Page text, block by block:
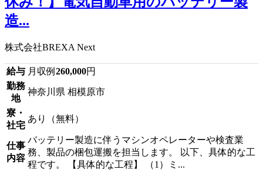
造...
株式会社BREXA Next
給与 月収例 260,000円
勤務
地
神奈川県 相模原市
寮・
社宅
あり（無料）
仕事
内容
バッテリー製造に伴うマシンオペレーターや検査業
務、製品の梱包運搬を担当します。 以下、具体的な工
程です。 【具体的な工程】 （1）ミ...